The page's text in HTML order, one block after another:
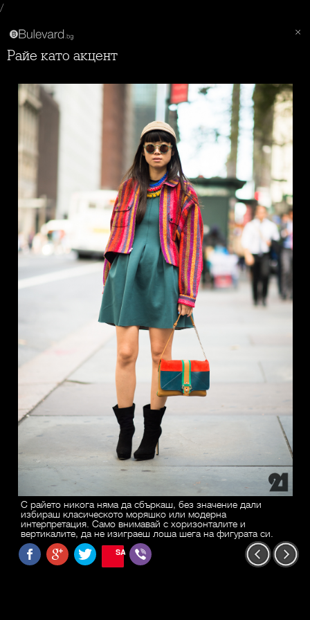
/
Райе като акцент
С райето никога няма да сбъркаш, без значение дали
избираш класическото моряшко или модерна
интерпретация. Само внимавай с хоризонталите и
вертикалите, да не изиграеш лоша шега на фигурата си.
SAVE